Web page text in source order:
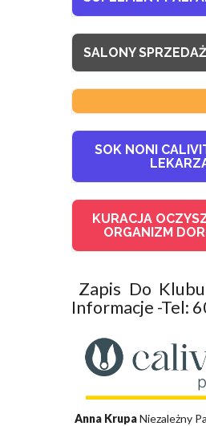
SALONY
SOK NONI
KURACJA
ORGANIZM
Zapis Do
Informacje -Tel:
Anna KrupaNiezależny